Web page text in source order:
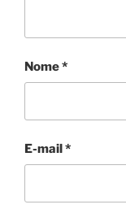
Nome*
E-mail*